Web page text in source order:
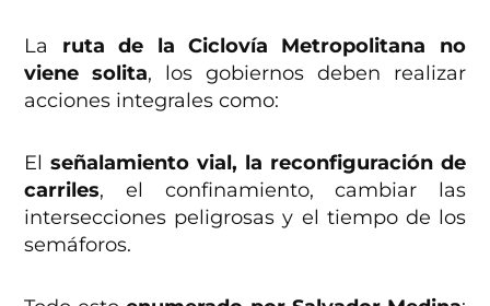
La ruta de la Ciclovía Metropolitana no
viene solita, los gobiernos deben realizar
acciones integrales como:
Elseñalamiento vial, la reconfiguración de
carriles, el confinamiento, cambiar las
intersecciones peligrosas y el tiempo de los
semáforos.